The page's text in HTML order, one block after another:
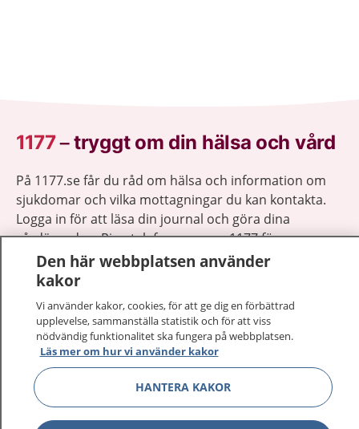
1177–tryggt om din hälsa och vård
På 1177.se får du råd om hälsa och information om
sjukdomar och vilka mottagningar du kan kontakta.
Logga in för att läsa din journal och göra dina
vårdärenden. Ring telefonnummer 1177 för
sjukvårdsrådgivning dygnet runt.
1177 ger dig råd när du vill må bättre.
1177 på flera språk Visa
Visa
Den här webbplatsen använder
kakor
Vi använder kakor, cookies, för att ge dig en förbättrad
upplevelse, sammanställa statistik och för att viss
nödvändig funktionalitet ska fungera på webbplatsen.
Läs mer om hur vi använder kakor
HANTERA KAKOR